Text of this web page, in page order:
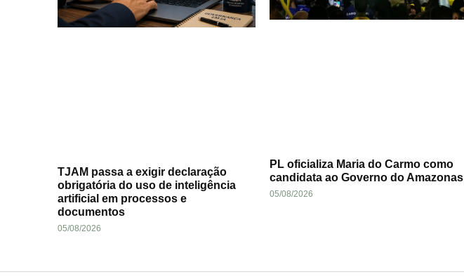
TJAM passa a exigir declaração
obrigatória do uso de inteligência
artificial em processos e
documentos
05/08/2026
PL oficializa Maria do Carmo como
candidata ao Governo do Amazonas
05/08/2026